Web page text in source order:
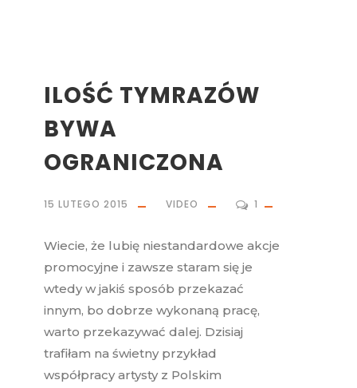
ILOŚĆ TYMRAZÓW
BYWA
OGRANICZONA
15 LUTEGO 2015 VIDEO 1
Wiecie, że lubię niestandardowe akcje
promocyjne i zawsze staram się je
wtedy w jakiś sposób przekazać
innym, bo dobrze wykonaną pracę,
warto przekazywać dalej. Dzisiaj
trafiłam na świetny przykład
współpracy artysty z Polskim